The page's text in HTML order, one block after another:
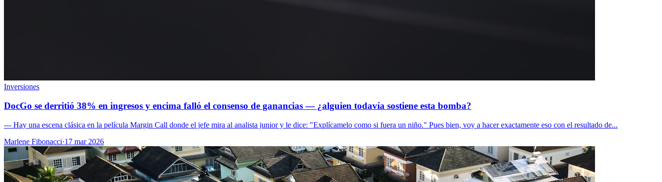
Inversiones
DocGo se derritió 38% en ingresos y encima falló el consenso de ganancias — ¿alguien todavía sostiene esta bomba?
--- Hay una escena clásica en la película Margin Call donde el jefe mira al analista junior y le dice: "Explícamelo como si fuera un niño." Pues bien, voy a hacer exactamente eso con el resultado de...
Marlene Fibonacci·17 mar 2026